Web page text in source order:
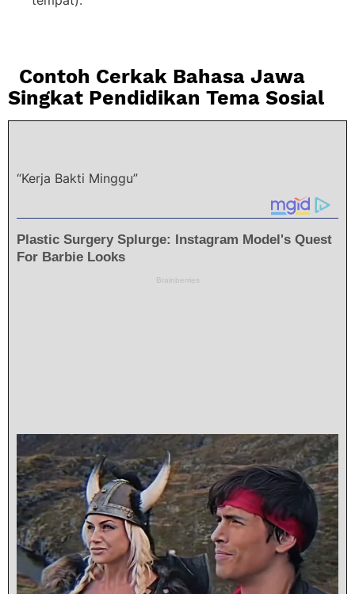
Contoh Cerkak Bahasa Jawa
Singkat Pendidikan Tema Sosial
“Kerja Bakti Minggu”